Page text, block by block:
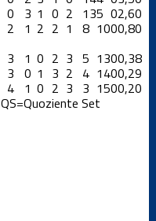
0 3 1 0 2 135 02,60
2 1 2 2 1 8 1000,80
3 1 0 2 3 5 1300,38
3 0 1 3 2 4 1400,29
4 1 0 2 3 3 1500,20
QS=Quoziente Set